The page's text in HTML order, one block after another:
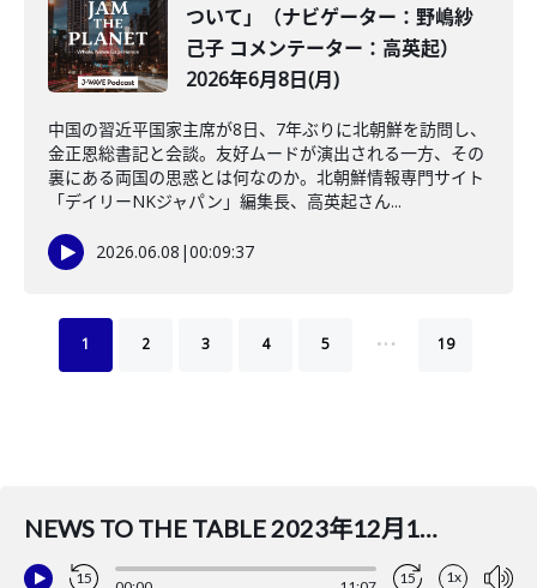
ついて」（ナビゲーター：野嶋紗
己子 コメンテーター：高英起）
2026年6月8日(月)
中国の習近平国家主席が8日、7年ぶりに北朝鮮を訪問し、
金正恩総書記と会談。友好ムードが演出される一方、その
裏にある両国の思惑とは何なのか。北朝鮮情報専門サイト
「デイリーNKジャパン」編集長、高英起さん...
2026.06.08 |00:09:37
1 2 3 4 5 … 19
NEWS TO THE TABLE 2023年12月18日(月)(ナビゲーター：吉田まゆ コメンテーター：斎藤裕司)
15 15 1x